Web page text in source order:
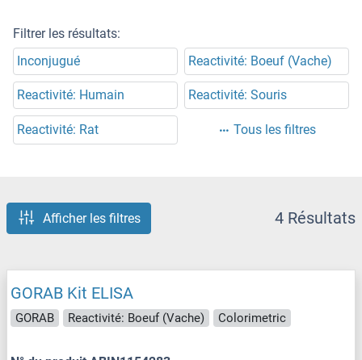
Filtrer les résultats:
Inconjugué
Reactivité: Boeuf (Vache)
Reactivité: Humain Reactivité: Souris
Reactivité: Rat Tous les filtres
Afficher les filtres 4 Résultats
GORAB Kit ELISA
GORAB Reactivité: Boeuf (Vache) Colorimetric